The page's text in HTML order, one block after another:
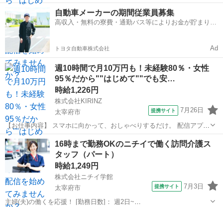
（17LIVE／Pococha／IRIAM など）でライブ配信するお仕事です。
——————————— 配信内容はぜんぶ自由
——————————— ・今日...
太宰府市 イベントスタッフ
自動車メーカーの期間従業員募集
高収入・無料の寮費・通勤バス等によりお金が貯まりや
トヨタ自動車株式会社 Ad
週10時間で月10万円も！未経験80％・女性
95％だから""はじめて""でも安…
時給1,226円
株式会社KIRINZ
太宰府市
提携サイト 7月26日
【お仕事内容】 スマホに向かって、おしゃべりするだけ。 配信アプリ
（17LIVE／Pococha／IRIAM など）でライブ配信するお仕事です。
——————————— 配信内容はぜんぶ自由
——————————— ・今日...
福岡 太宰府市 イベントスタッフ
16時まで勤務OKのニチイで働く訪問介護ス
タッフ（パート）
時給1,249円
株式会社ニチイ学館
太宰府市
提携サイト 7月3日
主婦(夫)の働くを応援！ [勤務日数]： 週2日~